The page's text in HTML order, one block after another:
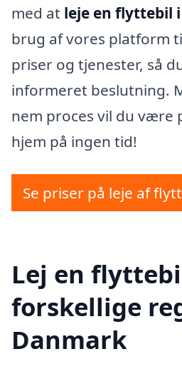
med at leje en flyttebil
brug af vores platform
priser og tjenester, så
informeret beslutning.
nem proces vil du være
hjem på ingen tid!
Se priser på leje af
Lej en
forskellige
Danmark